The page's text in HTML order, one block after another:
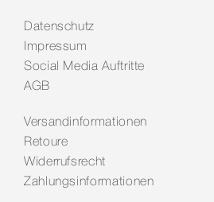
Datenschutz
Impressum
Social Media Auftritte
AGB
Versandinformationen
Retoure
Widerrufsrecht
Zahlungsinformationen